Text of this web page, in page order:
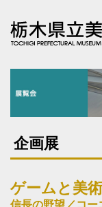
企画展
ゲームと美術
信長の野望／コ